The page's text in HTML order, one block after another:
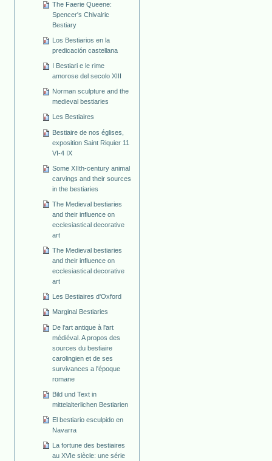
The Faerie Queene:
Spencer's Chivalric
Bestiary
Los Bestiarios en la
predicación castellana
I Bestiari e le rime
amorose del secolo XIII
Norman sculpture and the
medieval bestiaries
Les Bestiaires
Bestiaire de nos églises,
exposition Saint Riquier 11
VI-4 IX
Some XIIth-century animal
carvings and their sources
in the bestiaries
The Medieval bestiaries
and their influence on
ecclesiastical decorative
art
The Medieval bestiaries
and their influence on
ecclesiastical decorative
art
Les Bestiaires d'Oxford
Marginal Bestiaries
De l'art antique à l'art
médiéval. A propos des
sources du bestiaire
carolingien et de ses
survivances a l'époque
romane
Bild und Text in
mittelalterlichen Bestiarien
El bestiario esculpido en
Navarra
La fortune des bestiaires
au XVIe siècle: une série